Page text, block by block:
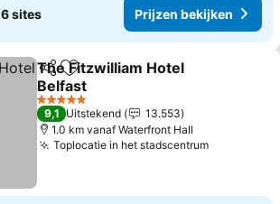
6 sites Prijzen bekijken
DelenToevoegen aan favorieten
The Fitzwilliam Hotel
Belfast
5 Sterren
9,1 Uitstekend
13.553
1.0 km vanaf Waterfront Hall
Toplocatie in het stadscentrum